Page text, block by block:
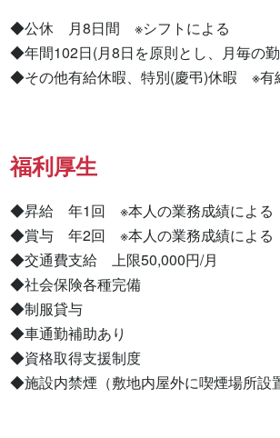
◆公休　月8日間　※シフトによる
◆年間102日(月8日を原則とし、月毎の
◆その他有給休暇、特別(慶弔)休暇　※有
福利厚生
◆昇給　年1回　※本人の業務成績による
◆賞与　年2回　※本人の業務成績による
◆交通費支給　上限50,000円/月
◆社会保険各種完備
◆制服貸与
◆車通勤補助あり
◆資格取得支援制度
◆施設内禁煙（敷地内屋外に喫煙場所設